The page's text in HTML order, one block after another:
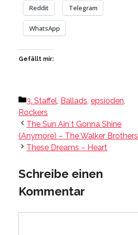
Reddit Telegram
WhatsApp
Gefällt mir:
Kategorien
3. Staffel, Ballads, epsioden,
Rockers
The Sun Ain´t Gonna Shine
(Anymore) – The Walker Brothers
These Dreams – Heart
Schreibe einen
Kommentar